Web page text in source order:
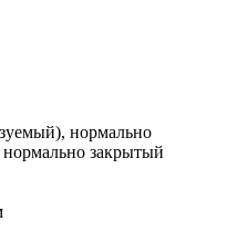
нормально
закрытый